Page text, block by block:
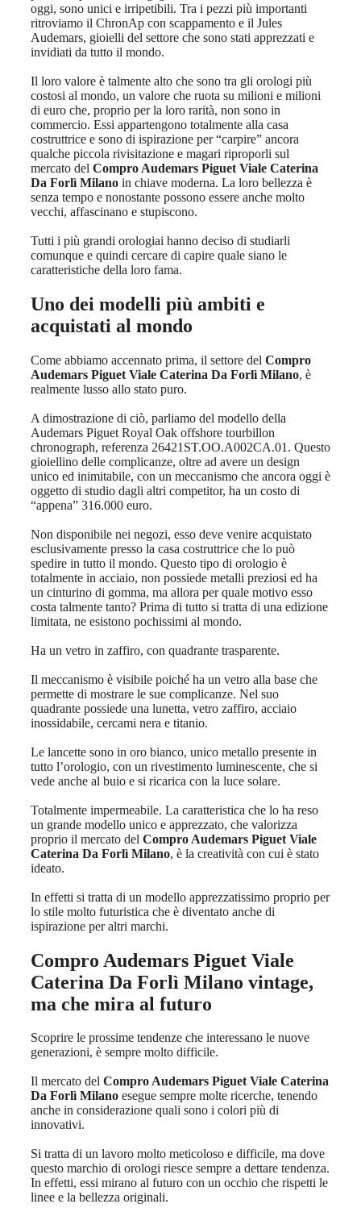
oggi, sono unici e irripetibili. Tra i pezzi più importanti
ritroviamo il ChronAp con scappamento e il Jules
Audemars, gioielli del settore che sono stati apprezzati e
invidiati da tutto il mondo.
Il loro valore è talmente alto che sono tra gli orologi più
costosi al mondo, un valore che ruota su milioni e milioni
di euro che, proprio per la loro rarità, non sono in
commercio. Essi appartengono totalmente alla casa
costruttrice e sono di ispirazione per “carpire” ancora
qualche piccola rivisitazione e magari riproporli sul
mercato del Compro Audemars Piguet Viale Caterina
Da Forlì Milano in chiave moderna. La loro bellezza è
senza tempo e nonostante possono essere anche molto
vecchi, affascinano e stupiscono.
Tutti i più grandi orologiai hanno deciso di studiarli
comunque e quindi cercare di capire quale siano le
caratteristiche della loro fama.
Uno dei modelli più ambiti e
acquistati al mondo
Come abbiamo accennato prima, il settore del Compro
Audemars Piguet Viale Caterina Da Forlì Milano, è
realmente lusso allo stato puro.
A dimostrazione di ciò, parliamo del modello della
Audemars Piguet Royal Oak offshore tourbillon
chronograph, referenza 26421ST.OO.A002CA.01. Questo
gioiellino delle complicanze, oltre ad avere un design
unico ed inimitabile, con un meccanismo che ancora oggi è
oggetto di studio dagli altri competitor, ha un costo di
“appena” 316.000 euro.
Non disponibile nei negozi, esso deve venire acquistato
esclusivamente presso la casa costruttrice che lo può
spedire in tutto il mondo. Questo tipo di orologio è
totalmente in acciaio, non possiede metalli preziosi ed ha
un cinturino di gomma, ma allora per quale motivo esso
costa talmente tanto? Prima di tutto si tratta di una edizione
limitata, ne esistono pochissimi al mondo.
Ha un vetro in zaffiro, con quadrante trasparente.
Il meccanismo è visibile poiché ha un vetro alla base che
permette di mostrare le sue complicanze. Nel suo
quadrante possiede una lunetta, vetro zaffiro, acciaio
inossidabile, cercami nera e titanio.
Le lancette sono in oro bianco, unico metallo presente in
tutto l’orologio, con un rivestimento luminescente, che si
vede anche al buio e si ricarica con la luce solare.
Totalmente impermeabile. La caratteristica che lo ha reso
un grande modello unico e apprezzato, che valorizza
proprio il mercato del Compro Audemars Piguet Viale
Caterina Da Forlì Milano, è la creatività con cui è stato
ideato.
In effetti si tratta di un modello apprezzatissimo proprio per
lo stile molto futuristica che è diventato anche di
ispirazione per altri marchi.
Compro Audemars Piguet Viale
Caterina Da Forlì Milano vintage,
ma che mira al futuro
Scoprire le prossime tendenze che interessano le nuove
generazioni, è sempre molto difficile.
Il mercato del Compro Audemars Piguet Viale Caterina
Da Forlì Milano esegue sempre molte ricerche, tenendo
anche in considerazione quali sono i colori più di
innovativi.
Si tratta di un lavoro molto meticoloso e difficile, ma dove
questo marchio di orologi riesce sempre a dettare tendenza.
In effetti, essi mirano al futuro con un occhio che rispetti le
linee e la bellezza originali.